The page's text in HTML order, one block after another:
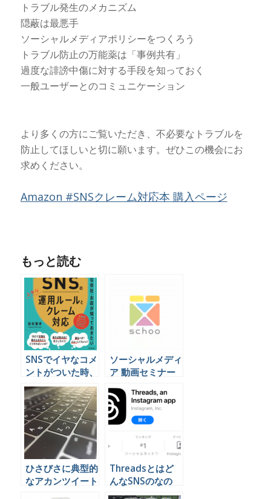
トラブル発生のメカニズム
隠蔽は最悪手
ソーシャルメディアポリシーをつくろう
トラブル防止の万能薬は「事例共有」
過度な誹謗中傷に対する手段を知っておく
一般ユーザーとのコミュニケーション
より多くの方にご覧いただき、不必要なトラブルを
防止してほしいと切に願います。ぜひこの機会にお
求めください。
Amazon #SNSクレーム対応本 購入ページ
もっと読む
SNSでイヤなコメ
ントがついた時、
対応についての考
え方とは
ソーシャルメディ
ア 動画セミナー
ビジネス活用
ひさびさに典型的
なアカンツイート
Threadsとはど
んなSNSのなの
か。Twitterとの